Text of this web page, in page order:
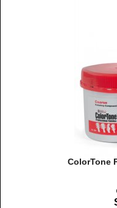
ColorTone